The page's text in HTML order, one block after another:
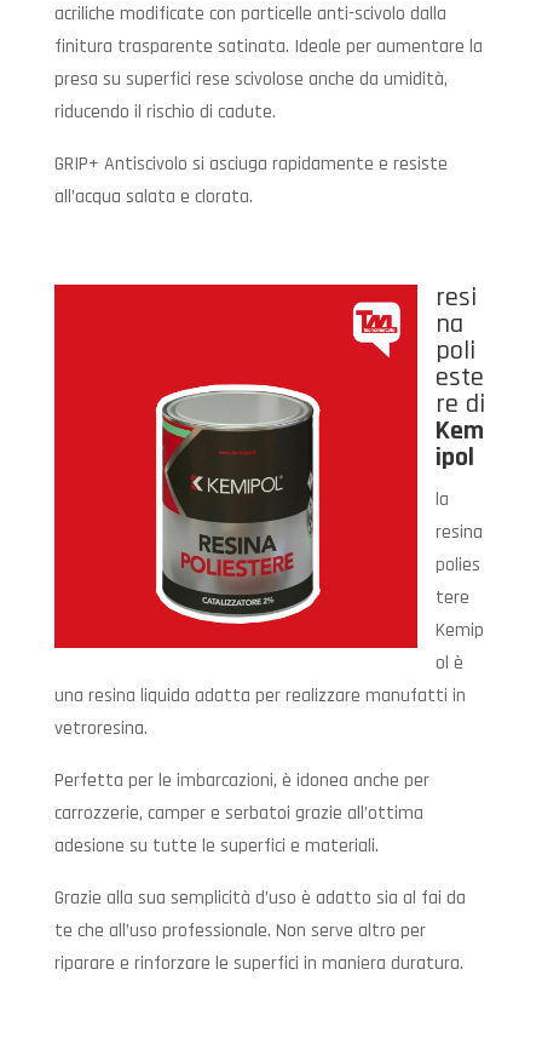
acriliche modificate con particelle anti-scivolo dalla
finitura trasparente satinata. Ideale per aumentare la
presa su superfici rese scivolose anche da umidità,
riducendo il rischio di cadute.
GRIP+ Antiscivolo si asciuga rapidamente e resiste
all’acqua salata e clorata.
resi
na
poli
este
re di
Kem
ipol
la
resina
polies
tere
Kemip
ol è
una resina liquida adatta per realizzare manufatti in
vetroresina.
Perfetta per le imbarcazioni, è idonea anche per
carrozzerie, camper e serbatoi grazie all’ottima
adesione su tutte le superfici e materiali.
Grazie alla sua semplicità d’uso è adatto sia al fai da
te che all’uso professionale. Non serve altro per
riparare e rinforzare le superfici in maniera duratura.